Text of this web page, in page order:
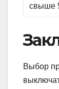
свыше
Выбор